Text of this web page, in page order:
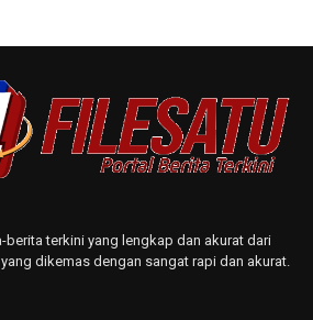
berita terkini yang lengkap dan akurat dari
dikemas dengan sangat rapi dan akurat.